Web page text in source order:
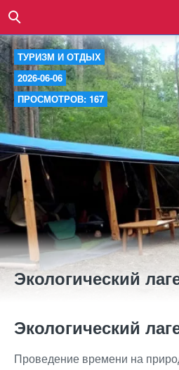
ТУРИЗМ И ОТДЫХ
2026-06-06
ПРОСМОТРОВ: 167
Экологический
Экологический
Проведение времени на